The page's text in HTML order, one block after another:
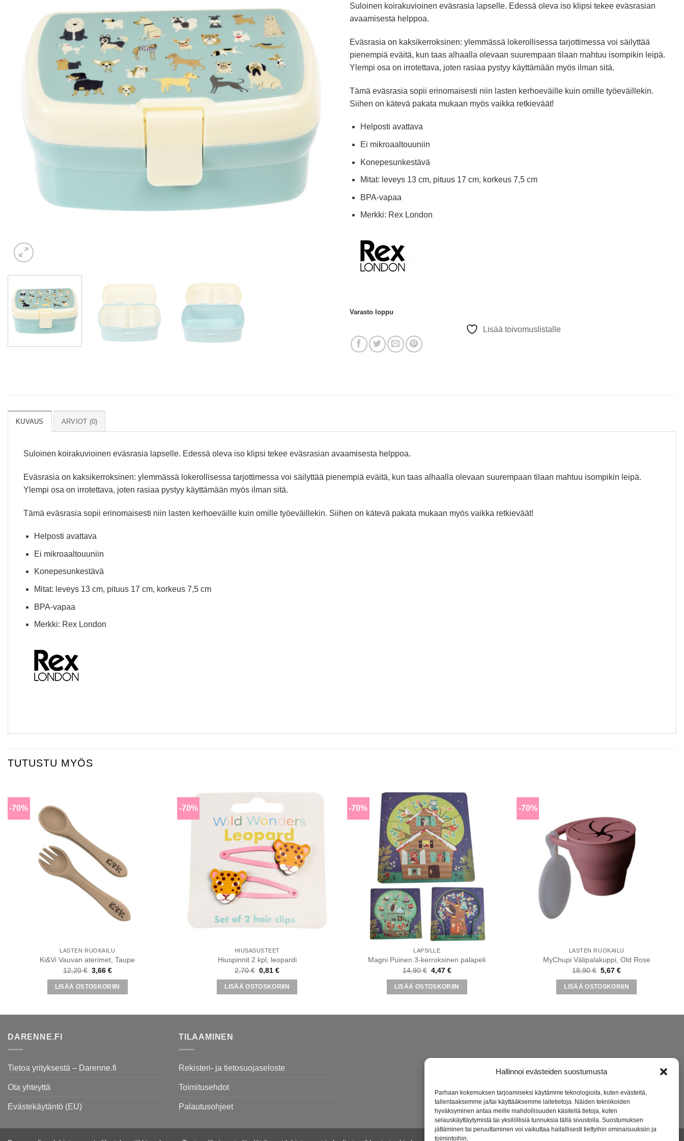
Hallinnoi evästeiden suostumusta
Parhaan kokemuksen tarjoamiseksi käytämme teknologioita, kuten evästeitä,
tallentaaksemme ja/tai käyttääksemme laitetietoja. Näiden tekniikoiden
hyväksyminen antaa meille mahdollisuuden käsitellä tietoja, kuten
selauskäyttäytymistä tai yksilöllisiä tunnuksia tällä sivustolla. Suostumuksen
jättäminen tai peruuttaminen voi vaikuttaa haitallisesti tiettyihin ominaisuuksiin ja
toimintoihin.
Suloinen koirakuvioinen eväsrasia lapselle. Edessä oleva iso klipsi tekee eväsrasian
avaamisesta helppoa.
Eväsrasia on kaksikerroksinen: ylemmässä lokerollisessa tarjottimessa voi säilyttää
pienempiä eväitä, kun taas alhaalla olevaan suurempaan tilaan mahtuu isompikin leipä.
Ylempi osa on irrotettava, joten rasiaa pystyy käyttämään myös ilman sitä.
Tämä eväsrasia sopii erinomaisesti niin lasten kerhoeväille kuin omille työeväillekin.
Siihen on kätevä pakata mukaan myös vaikka retkieväät!
Helposti avattava
Ei mikroaaltouuniin
Konepesunkestävä
Mitat: leveys 13 cm, pituus 17 cm, korkeus 7,5 cm
BPA-vapaa
Merkki: Rex London
Varasto loppu
Lisää toivomuslistalle
KUVAUS ARVIOT (0)
Suloinen koirakuvioinen eväsrasia lapselle. Edessä oleva iso klipsi tekee eväsrasian avaamisesta helppoa.
Eväsrasia on kaksikerroksinen: ylemmässä lokerollisessa tarjottimessa voi säilyttää pienempiä eväitä, kun taas alhaalla olevaan suurempaan tilaan mahtuu isompikin leipä.
Ylempi osa on irrotettava, joten rasiaa pystyy käyttämään myös ilman sitä.
Tämä eväsrasia sopii erinomaisesti niin lasten kerhoeväille kuin omille työeväillekin. Siihen on kätevä pakata mukaan myös vaikka retkieväät!
Helposti avattava
Ei mikroaaltouuniin
Konepesunkestävä
Mitat: leveys 13 cm, pituus 17 cm, korkeus 7,5 cm
BPA-vapaa
Merkki: Rex London
TUTUSTU MYÖS
-70%
LASTEN RUOKAILU
Ki&Vi Vauvan aterimet, Taupe
12,20€ Alkuperäinen
oli:
12,20 €.
3,66 €Nykyinen
on:
3,66 €.
LISÄÄ OSTOSKORIIN
-70%
toivomuslistalle
HIUSASUSTEET
Hiuspinnit 2 kpl, leopardi
2,70€ Alkuperäinen
oli:
2,70 €.
0,81€Nykyinen
on:
0,81 €.
LISÄÄ OSTOSKORIIN
-70%
toivomuslistalle
LAPSILLE
Magni Puinen 3-kerroksinen palapeli
14,90€ Alkuperäinen
oli:
14,90 €.
4,47 €Nykyinen
on:
4,47 €.
LISÄÄ OSTOSKORIIN
-70%
LASTEN RUOKAILU
MyChupi Välipalakuppi, Old Rose
18,90€ Alkuperäinen
oli:
18,90 €.
5,67€Nykyinen
on:
5,67 €.
LISÄÄ OSTOSKORIIN
DARENNE.FI
Tietoa yrityksestä – Darenne.fi
Ota yhteyttä
Evästekäytäntö (EU)
TILAAMINEN
Rekisteri- ja tietosuojaseloste
Toimitusehdot
Palautusohjeet